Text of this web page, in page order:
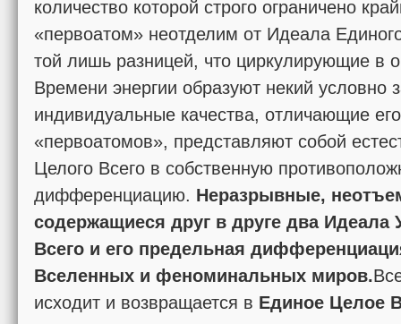
количество которой строго ограничено
«первоатом» неотделим от Идеала
той лишь разницей, что циркулирующие в
Времени энергии образуют некий
индивидуальные качества, отличающие
«первоатомов», представляют собой
Целого Всего в собственную
дифференциацию. Неразрывные,
содержащиеся друг в друге два
Всего и его предельная
Вселенных и феноминальных миров.
исходит и возвращается в Единое Целое